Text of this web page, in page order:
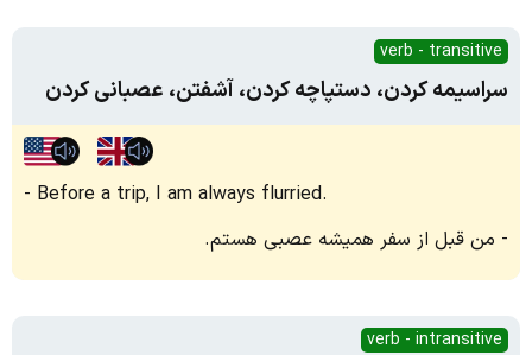
verb - transitive
سراسیمه کردن، دستپاچه کردن، آشفتن، عصبانی کردن
Before a trip, I am always flurried.
من قبل از سفر همیشه عصبی هستم.
verb - intransitive